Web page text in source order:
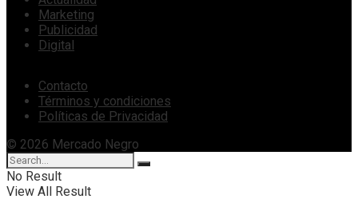
Marketing
Publicidad
Digital
Contacto
Términos y condiciones
Políticas de Privacidad
© 2026 Mercado Negro
No Result
View All Result